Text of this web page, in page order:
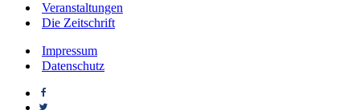
Veranstaltungen
Die Zeitschrift
Impressum
Datenschutz